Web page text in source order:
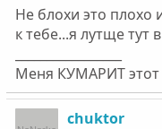
Не блохи это плохо
к тебе...я лутще тут
Меня КУМАРИТ
chuktor